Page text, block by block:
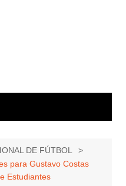
DE FÚTBOL
para Gustavo Costas
Estudiantes